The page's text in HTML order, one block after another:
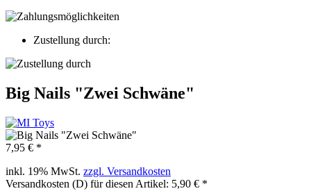
Zustellung durch:
Big Nails "Zwei Schwäne"
7,95 € *
inkl. 19% MwSt. zzgl. Versandkosten
Versandkosten (D) für diesen Artikel: 5,90 € *